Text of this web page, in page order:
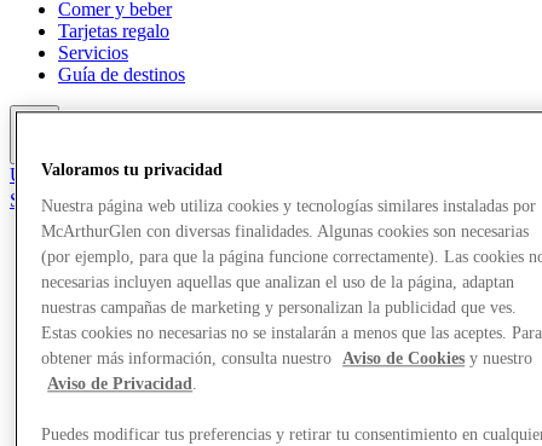
Comer y beber
Tarjetas regalo
Servicios
Guía de destinos
Únete al Club
Salvado
Tiendas
Ofertas
Planifica tu visita
¿Qué pasa?
Comer y beber
Tarjetas regalo
Servicios
Valoramos tu privacidad
Nuestra página web utiliza cookies y tecnologías similares instaladas por
McArthurGlen con diversas finalidades. Algunas cookies son necesarias
(por ejemplo, para que la página funcione correctamente). Las cookies
necesarias incluyen aquellas que analizan el uso de la página, adaptan
nuestras campañas de marketing y personalizan la publicidad que ves.
Estas cookies no necesarias no se instalarán a menos que las aceptes. Para
obtener más información, consulta nuestro
Aviso de Cookies y nuestro
Aviso de Privacidad.
Puedes modificar tus preferencias y retirar tu consentimiento en